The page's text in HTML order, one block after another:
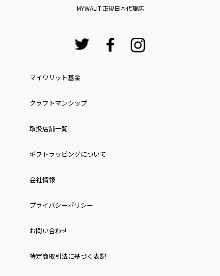
MYWALIT 正規日本代理店
マイワリット基金
クラフトマンシップ
取扱店舗一覧
ギフトラッピングについて
会社情報
プライバシーポリシー
お問い合わせ
特定商取引法に基づく表記